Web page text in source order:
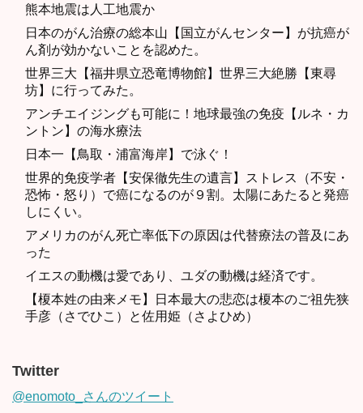
熊本地震は人工地震か
日本のがん治療の総本山【国立がんセンター】が抗癌が
ん剤が効かないことを認めた。
世界三大【福井県立恐竜博物館】世界三大絶勝【東尋
坊】に行ってみた。
アンチエイジングも可能に！地球最強の免疫【ルネ・カ
ントン】の海水療法
日本一【鳥取・浦富海岸】で泳ぐ！
世界的免疫学者【安保徹先生の遺言】ストレス（不安・
恐怖・怒り）で癌になるのが９割。太陽にあたると発癌
しにくい。
アメリカのがん死亡率低下の原因は代替療法の普及にあ
った
イエスの動機は愛であり、ユダの動機は経済です。
【榎本姓の由来メモ】日本最大の悲恋は榎本のご祖先狭
手彦（さでひこ）と佐用姫（さよひめ）
Twitter
@enomoto_さんのツイート